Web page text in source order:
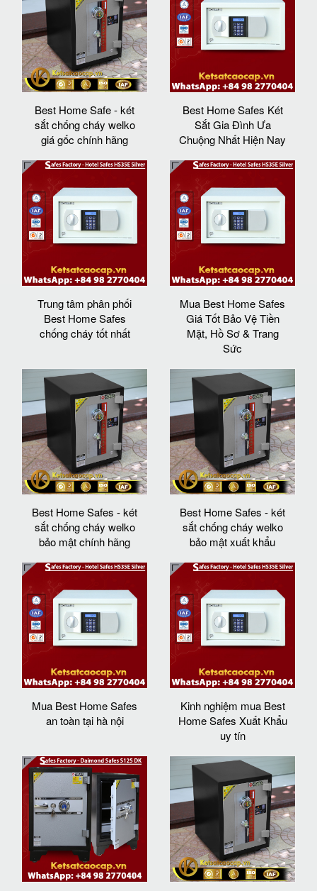
Best Home Safe - két
sắt chống cháy welko
giá gốc chính hãng
Best Home Safes Két
Sắt Gia Đình Ưa
Chuộng Nhất Hiện Nay
Trung tâm phân phối
Best Home Safes
chống cháy tốt nhất
Mua Best Home Safes
Giá Tốt Bảo Vệ Tiền
Mặt, Hồ Sơ & Trang
Sức
Best Home Safes - két
sắt chống cháy welko
bảo mật chính hãng
Best Home Safes - két
sắt chống cháy welko
bảo mật xuất khẩu
Mua Best Home Safes
an toàn tại hà nội
Kinh nghiệm mua Best
Home Safes Xuất Khẩu
uy tín